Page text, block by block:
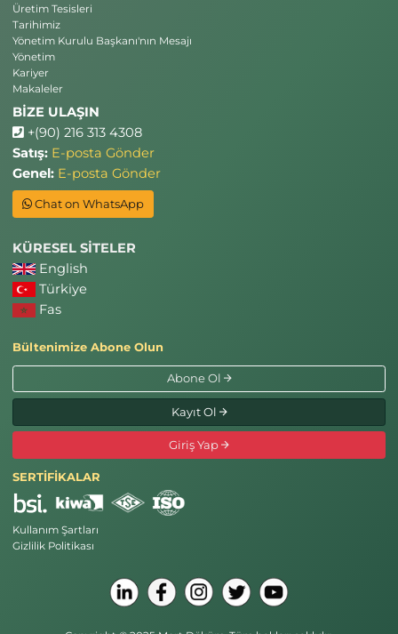
Üretim Tesisleri
Tarihimiz
Yönetim Kurulu Başkanı'nın Mesajı
Yönetim
Kariyer
Makaleler
BİZE ULAŞIN
+(90) 216 313 4308
Satış: E-posta Gönder
Genel: E-posta Gönder
Chat on WhatsApp
KÜRESEL SİTELER
English
Türkiye
Fas
Bültenimize Abone Olun
Abone Ol
Kayıt Ol
Giriş Yap
SERTİFİKALAR
Kullanım Şartları
Gizlilik Politikası